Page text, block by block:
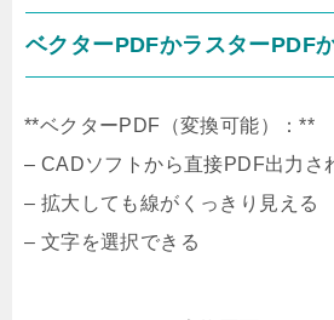
ベクターPDFかラスターPDF
**ベクターPDF（変換可能）：**
– CADソフトから直接PDF出力さ
– 拡大しても線がくっきり見える
– 文字を選択できる